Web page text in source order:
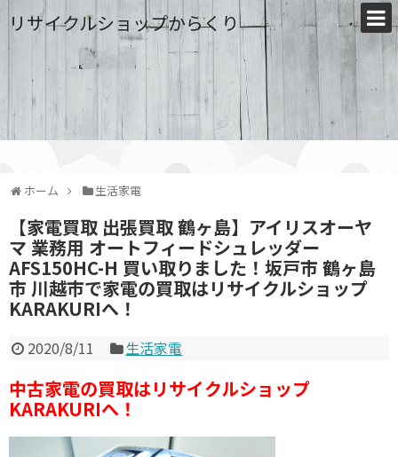
リサイクルショップからくり
ホーム 生活家電
【家電買取 出張買取 鶴ヶ島】アイリスオーヤ
マ 業務用 オートフィードシュレッダー
AFS150HC-H 買い取りました！坂戸市 鶴ヶ島
市 川越市で家電の買取はリサイクルショップ
KARAKURIへ！
2020/8/11 生活家電
中古家電の買取はリサイクルショップ
KARAKURIへ！